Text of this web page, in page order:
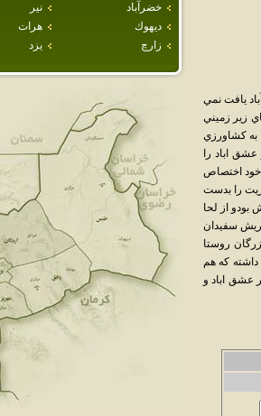
خضرآباد
نير
ديهوك
هرات
زارچ
يزد
يافت نمي
زير زميني
به كشاورزي
اباد را
خود اختصاص
را بدست
بودو از لحا
ریش سفیدان
روستا
داشته كه هم
عشق اباد و